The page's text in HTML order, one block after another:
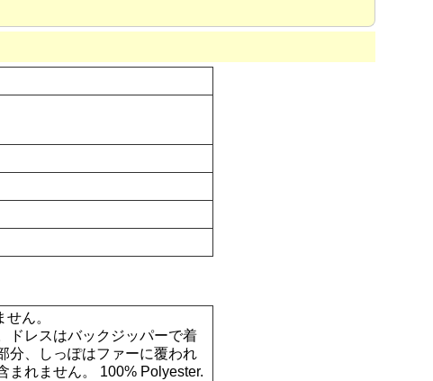
ん。
ドレスはバックジッパーで着
分、しっぽはファーに覆われ
まれません。 100% Polyester.